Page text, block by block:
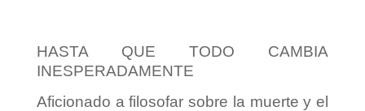
HASTA QUE TODO CAMBIA
INESPERADAMENTE
Aficionado a filosofar sobre la muerte y el